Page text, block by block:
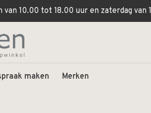
10.00 tot 18.00 uur en zaterdag van
maken Merken